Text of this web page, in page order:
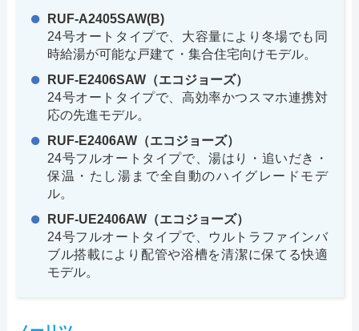
RUF-A2405SAW(B)
24号オートタイプで、大容量により冬場でも同
時給湯が可能な戸建て・集合住宅向けモデル。
RUF-E2406SAW（エコジョーズ）
24号オートタイプで、高効率かつスマホ連携対
応の先進モデル。
RUF-E2406AW（エコジョーズ）
24号フルオートタイプで、湯はり・追いだき・
保温・たし湯まで全自動のハイグレードモデ
ル。
RUF-UE2406AW（エコジョーズ）
24号フルオートタイプで、ウルトラファインバ
ブル搭載により配管や浴槽を清潔に保てる快適
モデル。